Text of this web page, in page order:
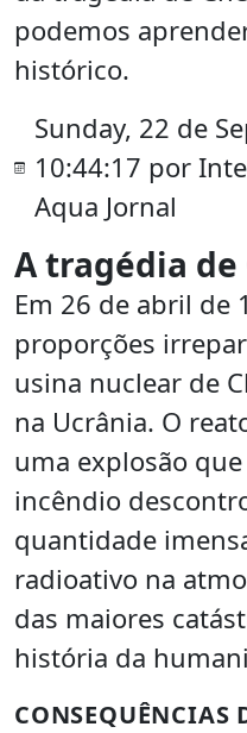
podemos
histórico.
Sunday, 22 de
10:44:17 por
Aqua Jornal
A tragédia de
Em 26 de abril de
proporções
usina nuclear de
na Ucrânia. O
uma explosão
incêndio
quantidade
radioativo na
das maiores
história da
CONSEQUÊNCIAS